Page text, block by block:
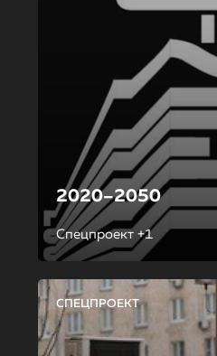
2020–2050
Спецпроект +1
СПЕЦПРОЕКТ